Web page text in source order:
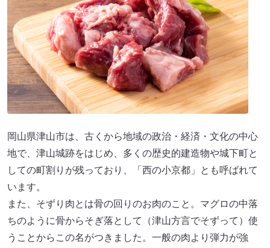
岡山県津山市は、古くから地域の政治・経済・文化の中心
地で、津山城跡をはじめ、多くの歴史的建造物や城下町と
しての町割りが残っており、「西の小京都」とも呼ばれて
います。
また、そずり肉とは骨の回りのお肉のこと。マグロの中落
ちのように骨からそぎ落として（津山方言でそずって）使
うことからこの名がつきました。一般の肉より弾力が強